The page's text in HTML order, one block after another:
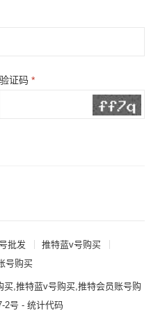
验证码*
批发
推特蓝v号购买
号购买
,推特蓝v号购买,推特会员账号购
2号 - 统计代码